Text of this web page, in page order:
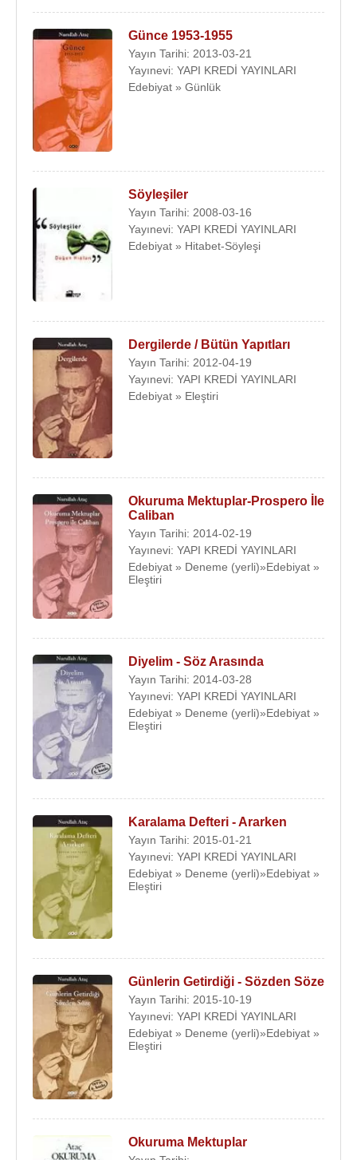
Günce 1953-1955
Yayın Tarihi: 2013-03-21
Yayınevi: YAPI KREDİ YAYINLARI
Edebiyat » Günlük
Söyleşiler
Yayın Tarihi: 2008-03-16
Yayınevi: YAPI KREDİ YAYINLARI
Edebiyat » Hitabet-Söyleşi
Dergilerde / Bütün Yapıtları
Yayın Tarihi: 2012-04-19
Yayınevi: YAPI KREDİ YAYINLARI
Edebiyat » Eleştiri
Okuruma Mektuplar-Prospero İle
Caliban
Yayın Tarihi: 2014-02-19
Yayınevi: YAPI KREDİ YAYINLARI
Edebiyat » Deneme (yerli)»Edebiyat »
Eleştiri
Diyelim - Söz Arasında
Yayın Tarihi: 2014-03-28
Yayınevi: YAPI KREDİ YAYINLARI
Edebiyat » Deneme (yerli)»Edebiyat »
Eleştiri
Karalama Defteri - Ararken
Yayın Tarihi: 2015-01-21
Yayınevi: YAPI KREDİ YAYINLARI
Edebiyat » Deneme (yerli)»Edebiyat »
Eleştiri
Günlerin Getirdiği - Sözden Söze
Yayın Tarihi: 2015-10-19
Yayınevi: YAPI KREDİ YAYINLARI
Edebiyat » Deneme (yerli)»Edebiyat »
Eleştiri
Okuruma Mektuplar